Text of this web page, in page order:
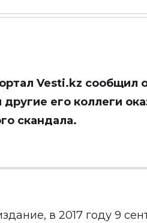
Vesti.kz сообщил
его коллеги
скандала.
в 2017 году 9